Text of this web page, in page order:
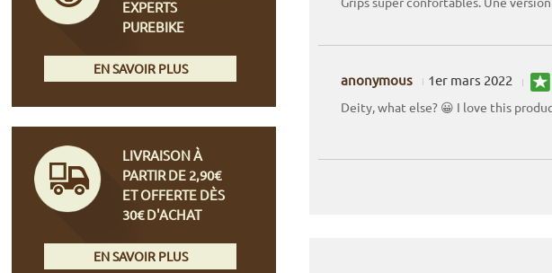
anonymous 1er mars 2022
Deity, what else? 😀 I love this
EXPERTS
PUREBIKE
EN SAVOIR PLUS
LIVRAISON À
PARTIR DE 2,90€
ET OFFERTE DÈS
30€ D'ACHAT
EN SAVOIR PLUS